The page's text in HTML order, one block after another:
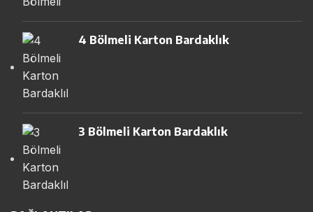
4 Bölmeli Karton Bardaklık
3 Bölmeli Karton Bardaklık